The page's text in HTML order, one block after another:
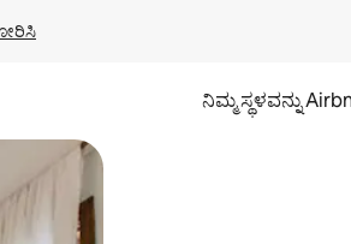
ನಿಮ್ಮ ಸ್ಥಳವನ್ನು